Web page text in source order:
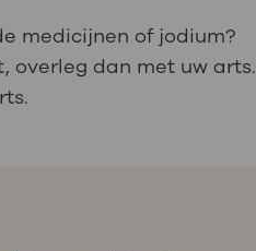
medicijnen of jodium?
overleg dan met uw arts.